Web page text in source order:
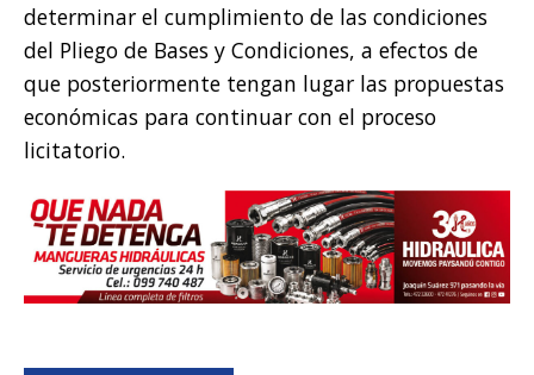
determinar el cumplimiento de las condiciones
del Pliego de Bases y Condiciones, a efectos de
que posteriormente tengan lugar las propuestas
económicas para continuar con el proceso
licitatorio.